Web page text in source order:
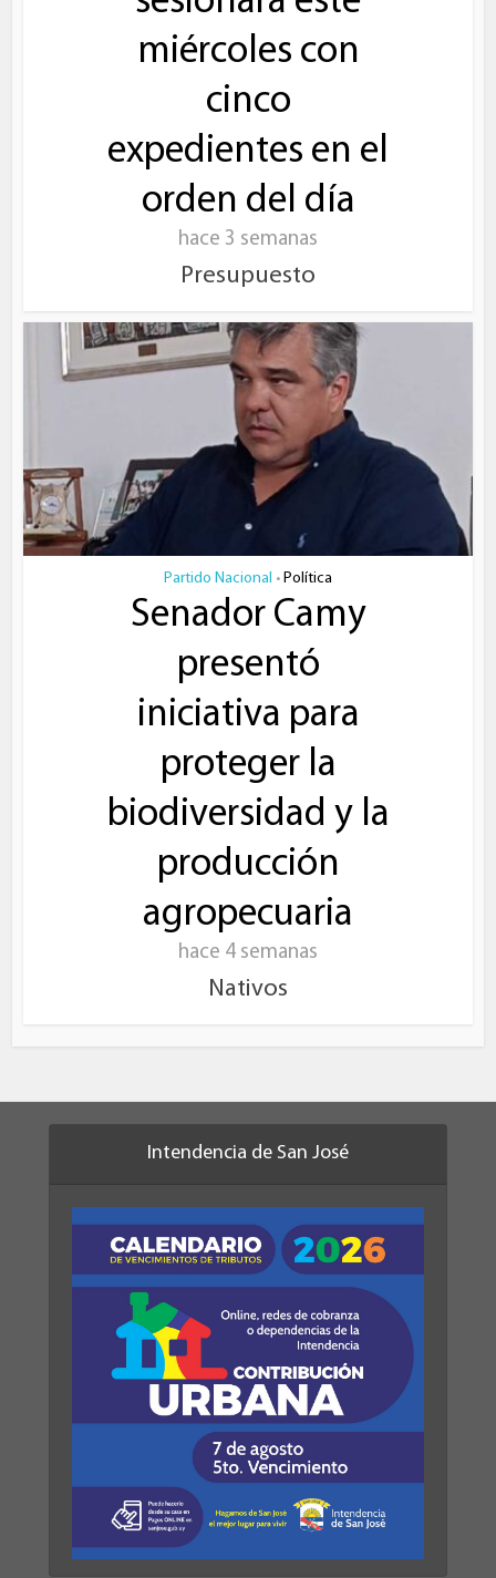
miércoles con
cinco
expedientes en el
orden del día
hace 3 semanas
Presupuesto
Partido Nacional • Política
Senador Camy
presentó
iniciativa para
proteger la
biodiversidad y la
producción
agropecuaria
hace 4 semanas
Nativos
Intendencia de San José